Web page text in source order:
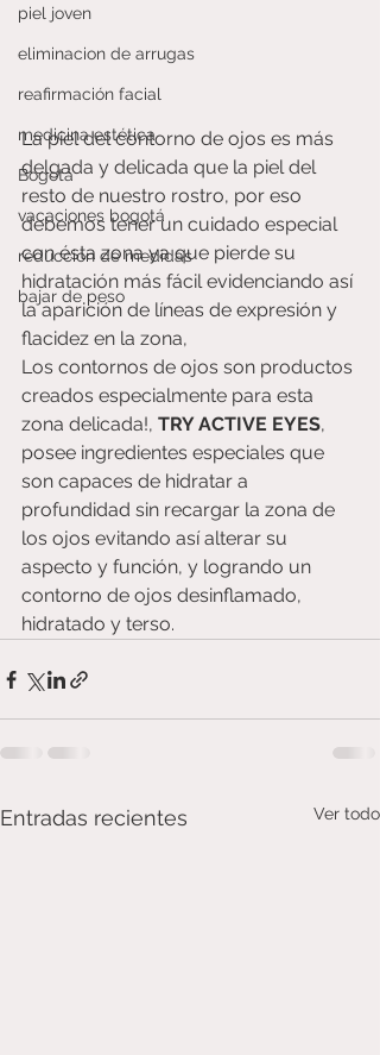
piel joven
eliminacion de arrugas
reafirmación facial
medicina estética
Bogotá
vacaciones bogotá
reduccion de medidas
bajar de peso
La piel del contorno de ojos es más
delgada y delicada que la piel del
resto de nuestro rostro, por eso
debemos tener un cuidado especial
con ésta zona ya que pierde su
hidratación más fácil evidenciando así
la aparición de líneas de expresión y
flacidez en la zona,
Los contornos de ojos son productos
creados especialmente para esta
zona delicada!, TRY ACTIVE EYES,
posee ingredientes especiales que
son capaces de hidratar a
profundidad sin recargar la zona de
los ojos evitando así alterar su
aspecto y función, y logrando un
contorno de ojos desinflamado,
hidratado y terso.
Entradas recientes Ver todo